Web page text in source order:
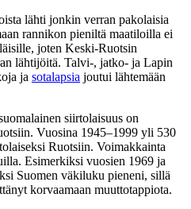
lähti jonkin verran pakolaisia
rannikon pieniltä maatiloilla ei
joten Keski-Ruotsin
lähtijöitä. Talvi-, jatko- ja Lapin
ja sotalapsia joutui lähtemään
siirtolaisuus on
Vuosina 1945–1999 yli 530
Ruotsiin. Voimakkainta
Esimerkiksi vuosien 1969 ja
Suomen väkiluku pieneni, sillä
korvaamaan muuttotappiota.